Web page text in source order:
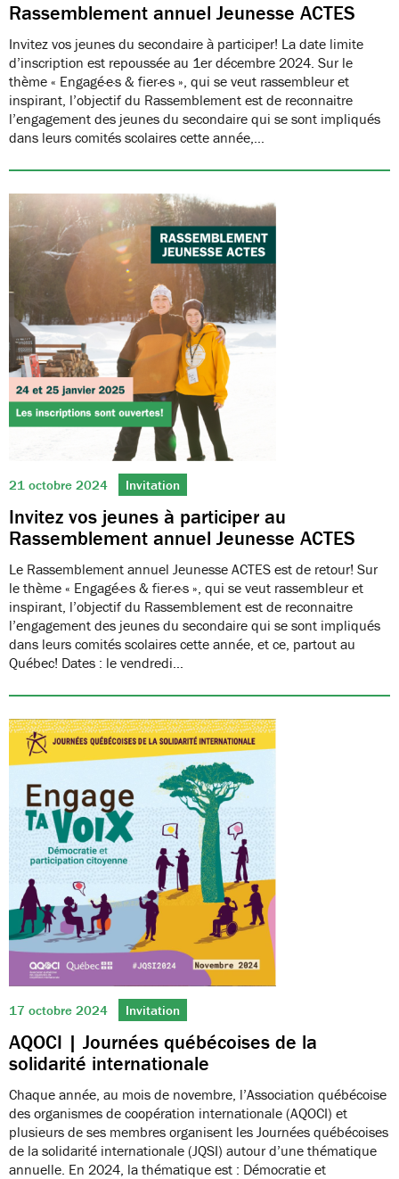
Rassemblement annuel Jeunesse ACTES
Invitez vos jeunes du secondaire à participer! La date limite
d’inscription est repoussée au 1er décembre 2024. Sur le
thème « Engagé·e·s & fier·e·s », qui se veut rassembleur et
inspirant, l’objectif du Rassemblement est de reconnaitre
l’engagement des jeunes du secondaire qui se sont impliqués
dans leurs comités scolaires cette année,…
21 octobre 2024 Invitation
Invitez vos jeunes à participer au
Rassemblement annuel Jeunesse ACTES
Le Rassemblement annuel Jeunesse ACTES est de retour! Sur
le thème « Engagé·e·s & fier·e·s », qui se veut rassembleur et
inspirant, l’objectif du Rassemblement est de reconnaitre
l’engagement des jeunes du secondaire qui se sont impliqués
dans leurs comités scolaires cette année, et ce, partout au
Québec! Dates : le vendredi…
17 octobre 2024 Invitation
AQOCI | Journées québécoises de la
solidarité internationale
Chaque année, au mois de novembre, l’Association québécoise
des organismes de coopération internationale (AQOCI) et
plusieurs de ses membres organisent les Journées québécoises
de la solidarité internationale (JQSI) autour d’une thématique
annuelle. En 2024, la thématique est : Démocratie et